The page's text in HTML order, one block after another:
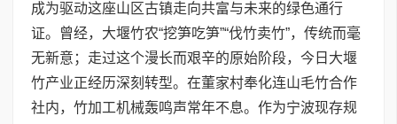
成为驱动这座山区古镇走向共富与未来的绿色通行
证。曾经，大堰竹农“挖笋吃笋”“伐竹卖竹”，传统而毫
无新意；走过这个漫长而艰辛的原始阶段，今日大堰
竹产业正经历深刻转型。在董家村奉化连山毛竹合作
社内，竹加工机械轰鸣声常年不息。作为宁波现存规